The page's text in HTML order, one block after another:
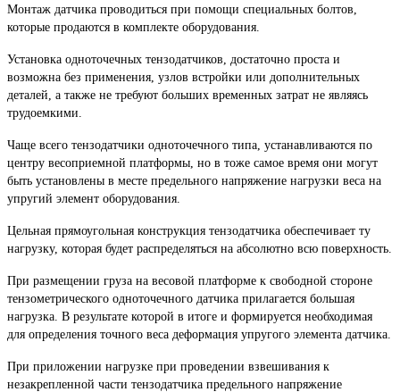
Монтаж датчика проводиться при помощи специальных болтов,
которые продаются в комплекте оборудования.
Установка одноточечных тензодатчиков, достаточно проста и
возможна без применения, узлов встройки или дополнительных
деталей, а также не требуют больших временных затрат не являясь
трудоемкими.
Чаще всего тензодатчики одноточечного типа, устанавливаются по
центру весоприемной платформы, но в тоже самое время они могут
быть установлены в месте предельного напряжение нагрузки веса на
упругий элемент оборудования.
Цельная прямоугольная конструкция тензодатчика обеспечивает ту
нагрузку, которая будет распределяться на абсолютно всю поверхность.
При размещении груза на весовой платформе к свободной стороне
тензометрического одноточечного датчика прилагается большая
нагрузка. В результате которой в итоге и формируется необходимая
для определения точного веса деформация упругого элемента датчика.
При приложении нагрузке при проведении взвешивания к
незакрепленной части тензодатчика предельного напряжение